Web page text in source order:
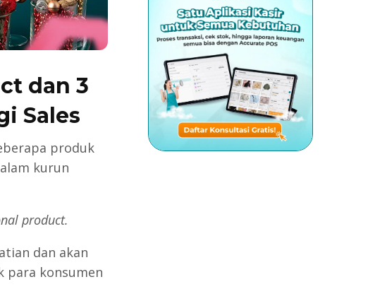
dan 3
Sales
produk
kurun
product.
dan akan
para konsumen